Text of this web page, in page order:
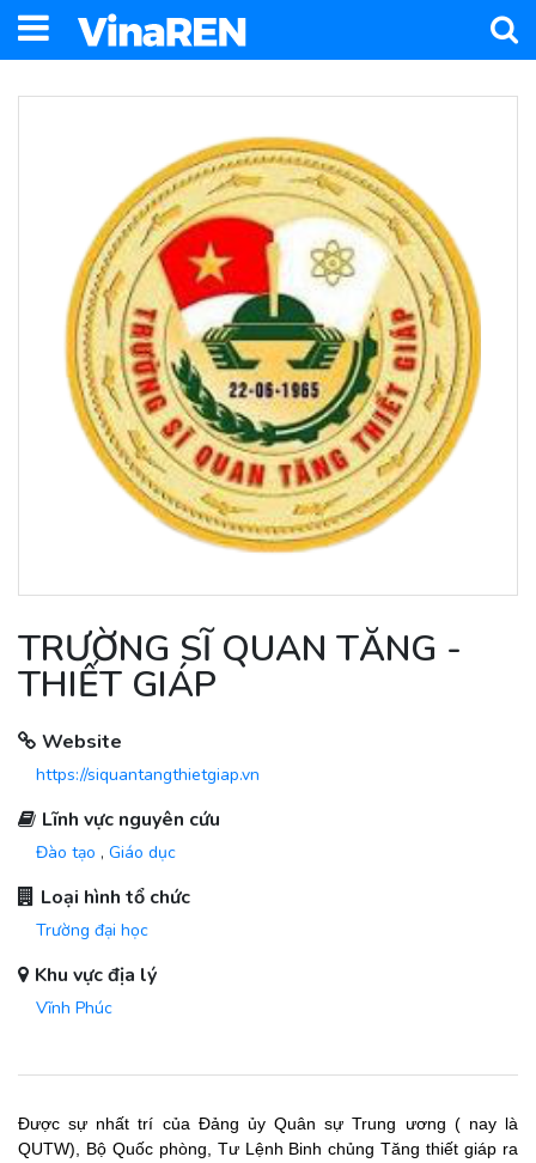
TRƯỜNG SĨ QUAN TĂNG -
THIẾT GIÁP
Website
https://siquantangthietgiap.vn
Lĩnh vực nguyên cứu
Đào tạo , Giáo dục
Loại hình tổ chức
Trường đại học
Khu vực địa lý
Vĩnh Phúc
Được sự nhất trí của Đảng ủy Quân sự Trung ương ( nay là
QUTW), Bộ Quốc phòng, Tư Lệnh Binh chủng Tăng thiết giáp ra